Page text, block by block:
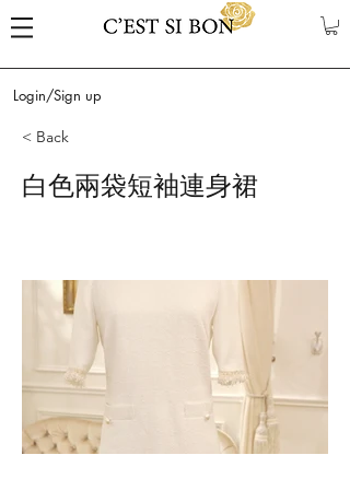
Login/Sign up
< Back
白色兩袋短袖連身裙